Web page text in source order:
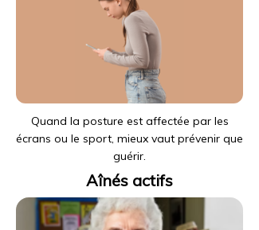
Quand la posture est affectée par les
écrans ou le sport, mieux vaut prévenir que
guérir.
Aînés actifs